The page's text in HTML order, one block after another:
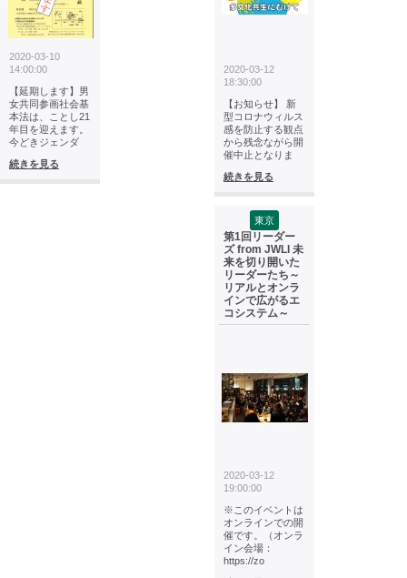
2020-03-10
14:00:00
【延期します】男
女共同参画社会基
本法は、ことし21
年目を迎えます。
今どきジェンダ
続きを見る
2020-03-12
18:30:00
【お知らせ】 新
型コロナウィルス
感を防止する観点
から残念ながら開
催中止となりま
続きを見る
東京
第1回リーダー
ズ from JWLI 未
来を切り開いた
リーダーたち～
リアルとオンラ
インで広がるエ
コシステム～
2020-03-12
19:00:00
※このイベントは
オンラインでの開
催です。（オンラ
イン会場：
https://zo